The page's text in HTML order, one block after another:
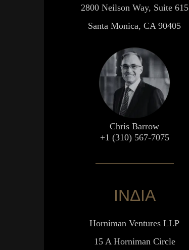
2800 Neilson Way, Suite 615
Santa Monica, CA 90405
Chris Barrow
+1 (310) 567-7075
ΙΝΔΙΑ
Horniman Ventures LLP
15 A Horniman Circle